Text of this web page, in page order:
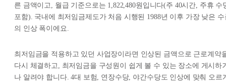
른 금액이고, 월급 기준으로는 1,822,480원입니다(주 40시간, 주휴 수
포함). 국내에 최저임금제도가 처음 시행된 1988년 이후 가장 낮은 수
의 인상 폭이에요.
최저임금을 적용하고 있던 사업장이라면 인상된 금액으로 근로계약
다시 체결하고, 최저임금을 구성원이 쉽게 볼 수 있는 장소에 게시하
나 알려야 합니다. 4대 보험, 연장수당, 야간수당도 인상에 맞춰 오르